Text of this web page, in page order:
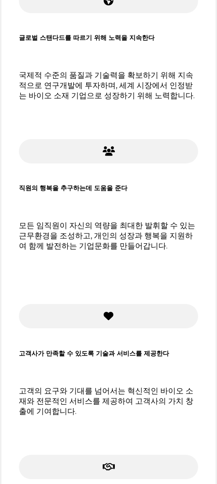
글로벌 스탠다드를 따르기 위해 노력을 지속한다
국제적 수준의 품질과 기술력을 확보하기 위해 지속
적으로 연구개발에 투자하며, 세계 시장에서 인정받
는 바이오 소재 기업으로 성장하기 위해 노력합니다.
직원의 행복을 추구하는데 도움을 준다
모든 임직원이 자신의 역량을 최대한 발휘할 수 있는
근무환경을 조성하고, 개인의 성장과 행복을 지원하
여 함께 발전하는 기업문화를 만들어갑니다.
고객사가 만족할 수 있도록 기술과 서비스를 제공한다
고객의 요구와 기대를 넘어서는 혁신적인 바이오 소
재와 전문적인 서비스를 제공하여 고객사의 가치 창
출에 기여합니다.